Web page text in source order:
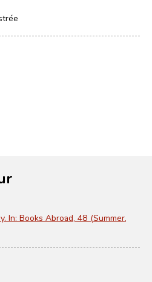
In: Books Abroad, 48 (Summer,